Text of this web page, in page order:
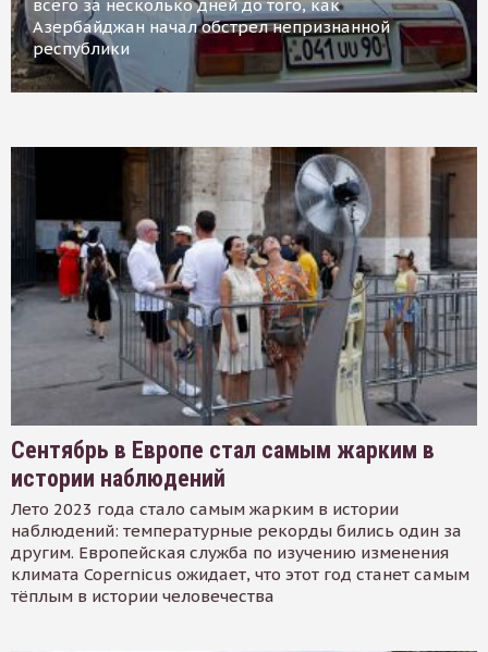
всего за несколько дней до того, как
Азербайджан начал обстрел непризнанной
республики
Сентябрь в Европе стал самым жарким в
истории наблюдений
Лето 2023 года стало самым жарким в истории
наблюдений: температурные рекорды бились один за
другим. Европейская служба по изучению изменения
климата Copernicus ожидает, что этот год станет самым
тёплым в истории человечества